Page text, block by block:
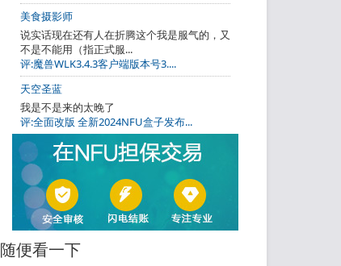
美食摄影师
说实话现在还有人在折腾这个我是服气的，又
不是不能用（指正式服...
评:魔兽WLK3.4.3客户端版本号3....
天空圣蓝
我是不是来的太晚了
评:全面改版 全新2024NFU盒子发布...
随便看一下